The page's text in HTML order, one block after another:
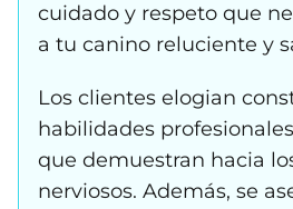
cuidado y respeto que
a tu canino reluciente y
Los clientes elogian
habilidades
que demuestran hacia
nerviosos. Además, se